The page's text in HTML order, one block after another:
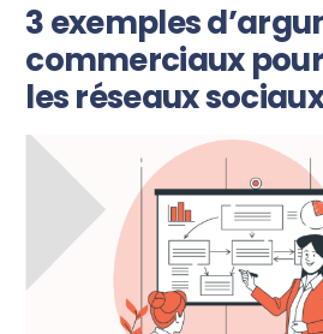
3 exemples
commerciaux
les réseaux sociaux